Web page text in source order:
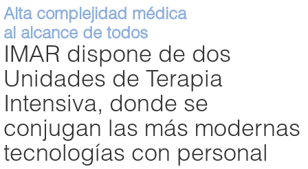
Alta complejidad médica
al alcance de todos
IMAR dispone de dos
Unidades de Terapia
Intensiva, donde se
conjugan las más modernas
tecnologías con personal